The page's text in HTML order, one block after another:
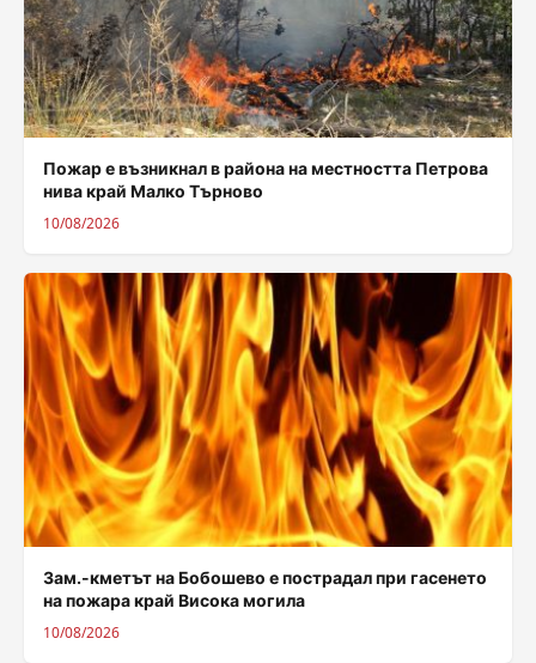
Пожар е възникнал в района на местността Петрова
нива край Малко Търново
10/08/2026
Зам.-кметът на Бобошево е пострадал при гасенето
на пожара край Висока могила
10/08/2026